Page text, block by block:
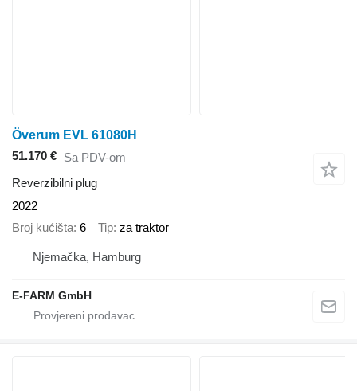
Överum EVL 61080H
51.170 € Sa PDV-om
Reverzibilni plug
2022
Broj kućišta 6 Tip za traktor
Njemačka, Hamburg
E-FARM GmbH